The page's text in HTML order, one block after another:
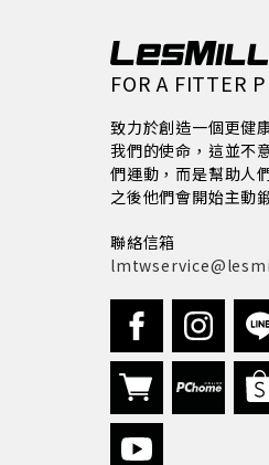
FOR A FITTER
致力於創造一個更健
我們的使命，這並不
們運動，而是幫助人
之後他們會開始主動
聯絡信箱